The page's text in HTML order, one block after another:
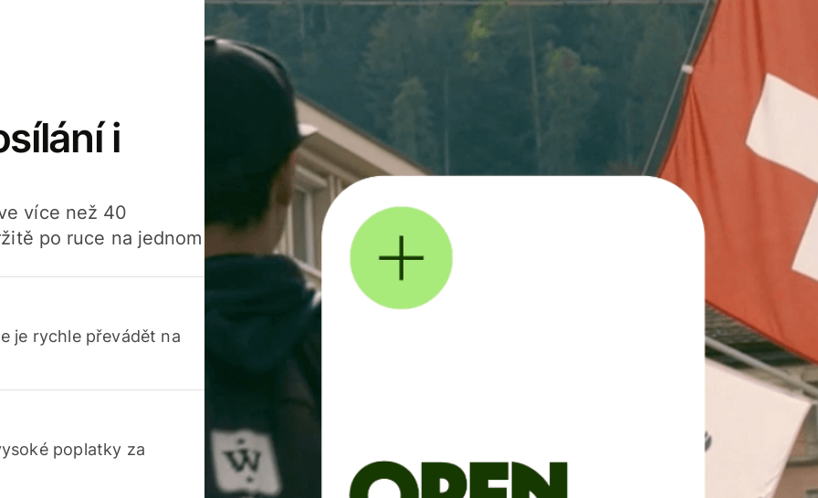
i
více než 40
po ruce na jednom
je rychle převádět na
poplatky za